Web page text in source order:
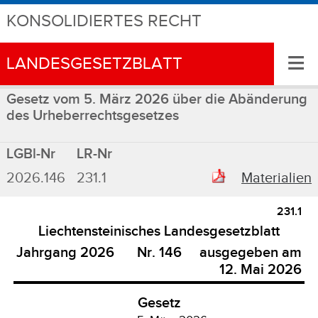
KONSOLIDIERTES RECHT
LANDESGESETZBLATT ≡
Gesetz vom 5. März 2026 über die Abänderung
des Urheberrechtsgesetzes
LGBl-Nr
LR-Nr
2026.146
231.1 Materialien